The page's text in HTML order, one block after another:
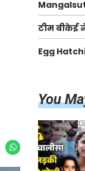
मंगलसूत्र
शुरु की ये
टीम बीकेई
खाद गट्टों
बेचने वालों
Egg
You